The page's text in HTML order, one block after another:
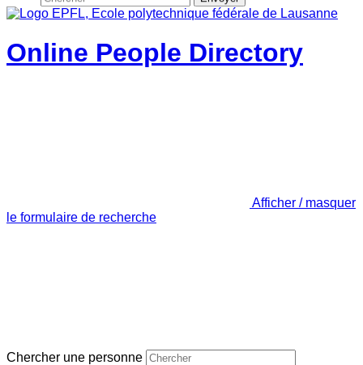
Online People Directory
Afficher / masquer
le formulaire de recherche
Chercher une personne